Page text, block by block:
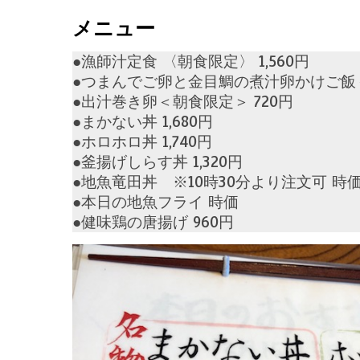
メニュー
●漁師汁定食 〈朝食限定〉 1,560円
●つまんでご卵と金目鯛の煮汁卵かけご
●出汁巻き卵＜朝食限定＞ 720円
●まかない丼 1,680円
●ホロホロ丼 1,740円
●釜揚げしらす丼 1,320円
●地魚竜田丼 ※10時30分より注文可 時
●本日の地魚フライ 時価
●健味鶏の唐揚げ 960円